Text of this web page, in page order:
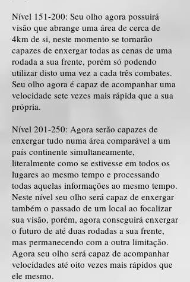
Nível 151-200: Seu olho agora possuirá
visão que abrange uma área de cerca de
4km de si, neste momento se tornarão
capazes de enxergar todas as cenas de uma
rodada a sua frente, porém só podendo
utilizar disto uma vez a cada três combates.
Seu olho agora é capaz de acompanhar uma
velocidade sete vezes mais rápida que a sua
própria.
Nível 201-250: Agora serão capazes de
enxergar tudo numa área comparável a um
país continente simultaneamente,
literalmente como se estivesse em todos os
lugares ao mesmo tempo e processando
todas aquelas informações ao mesmo tempo.
Neste nível seu olho será capaz de enxergar
também o passado de um local ao focalizar
sua visão, porém, agora conseguirá enxergar
o futuro de até duas rodadas a sua frente,
mas permanecendo com a outra limitação.
Agora seu olho será capaz de acompanhar
velocidades até oito vezes mais rápidos que
ele mesmo.